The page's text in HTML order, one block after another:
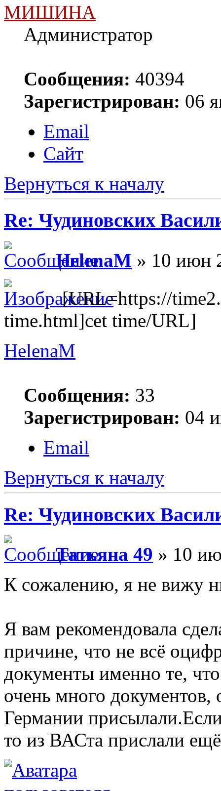
МИШИНА
Администратор
Сообщения: 40394
Зарегистрирован: 06
Email
Сайт
Вернуться к началу
Re: Чудиновских
HelenaM » 10 июн
[URL=https://
time.html]cet time/URL]
HelenaM
Сообщения: 33
Зарегистрирован: 04
Email
Вернуться к началу
Re: Чудиновских
Татьяна 49 » 10
К сожалению, я не вижу
Я вам рекомендовала
причине, что не всё
документы именно те,
очень много документов,
Германии
то из ВАСта прислали